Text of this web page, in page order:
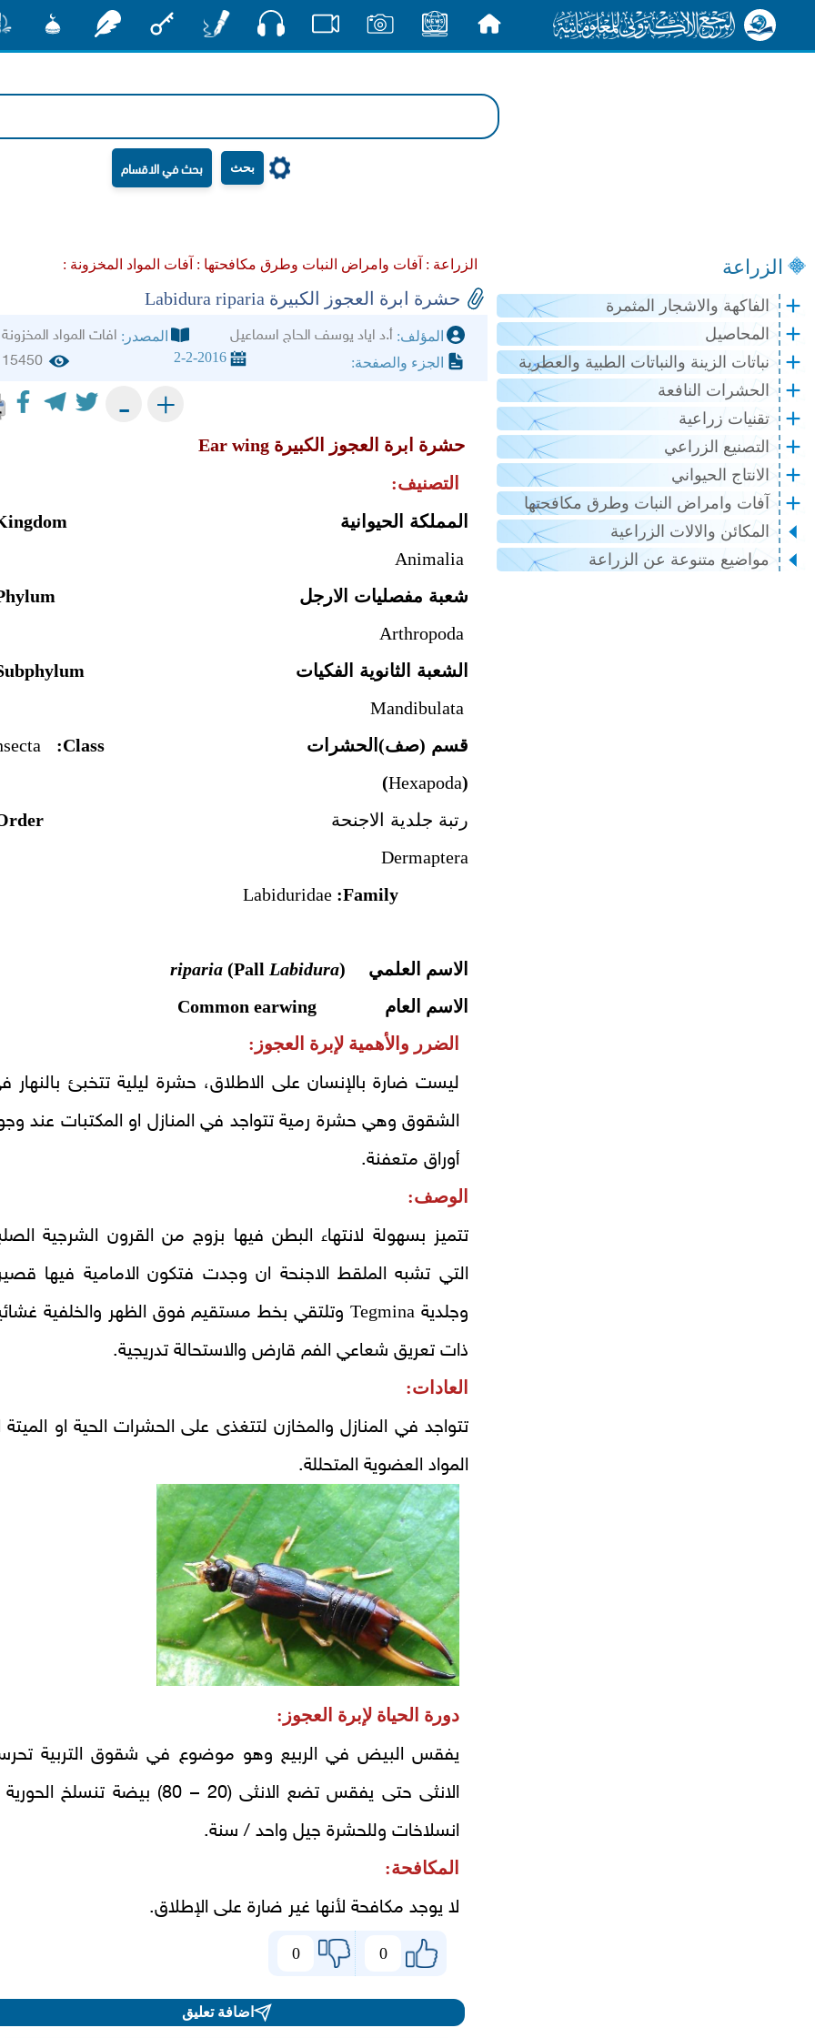
بحث
الزراعة
الفاكهة والاشجار المثمرة
المحاصيل
نباتات الزينة والنباتات الطبية والعطرية
الحشرات النافعة
تقنيات زراعية
التصنيع الزراعي
الانتاج الحيواني
آفات وامراض النبات وطرق مكافحتها
المكائن والالات الزراعية
مواضيع متنوعة عن الزراعة
الزراعة : آفات وامراض النبات وطرق مكافحتها : آفات المواد المخزونة :
​حشرة ابرة العجوز الكبيرة Labidura riparia
المؤلف: أ.د اياد يوسف الحاج اسماعيل المصدر: افات المواد المخزونة
الجزء والصفحة: 2-2-2016
15450
+
-
حشرة ابرة العجوز الكبيرة Ear wing
التصنيف:
المملكة الحيوانية
شعبة مفصليات الارجل
Arthropoda
الشعبة الثانوية الفكيات
قسم (صف)الحشرات Class:
(Hexapoda)
رتبة جلدية الاجنحة
Dermaptera
الاسم العلمي (Labidura
riparia(Pall
الاسم العامCommon earwing
الضرر والأهمية لإبرة العجوز:
ليست ضارة بالإنسان على الاطلاق، حشرة ليلية تتخبئ بالنهار
الشقوق وهي حشرة رمية تتواجد في المنازل او المكتبات عند
أوراق متعفنة.
الوصف:
تتميز بسهولة لانتهاء البطن فيها بزوج من القرون الشرجية
التي تشبه الملقط الاجنحة ان وجدت فتكون الامامية فيها
وجلدية Tegminaوتلتقي بخط مستقيم فوق الظهر والخلفية
ذات تعريق شعاعي الفم قارض والاستحالة تدريجية.
العادات:
تتواجد في المنازل والمخازن لتتغذى على الحشرات الحية او الميتة
المواد العضوية المتحللة.
دورة الحياة لإبرة العجوز:
يفقس البيض في الربيع وهو موضوع في شقوق التربية
انسلاخات وللحشرة جيل واحد / سنة.
المكافحة:
لا يوجد مكافحة لأنها غير ضارة على الإطلاق.
0
0
اضافة تعليق